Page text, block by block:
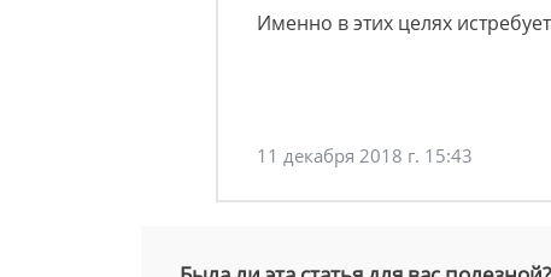
Именно в этих целях
11 декабря 2018 г. 15:43